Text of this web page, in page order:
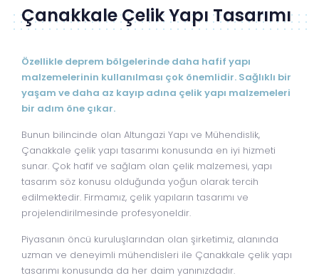
Çanakkale Çelik Yapı Tasarımı
Özellikle deprem bölgelerinde daha hafif yapı
malzemelerinin kullanılması çok önemlidir. Sağlıklı bir
yaşam ve daha az kayıp adına çelik yapı malzemeleri
bir adım öne çıkar.
Bunun bilincinde olan Altungazi Yapı ve Mühendislik,
Çanakkale çelik yapı tasarımı konusunda en iyi hizmeti
sunar. Çok hafif ve sağlam olan çelik malzemesi, yapı
tasarım söz konusu olduğunda yoğun olarak tercih
edilmektedir. Firmamız, çelik yapıların tasarımı ve
projelendirilmesinde profesyoneldir.
Piyasanın öncü kuruluşlarından olan şirketimiz, alanında
uzman ve deneyimli mühendisleri ile Çanakkale çelik yapı
tasarımı konusunda da her daim yanınızdadır.